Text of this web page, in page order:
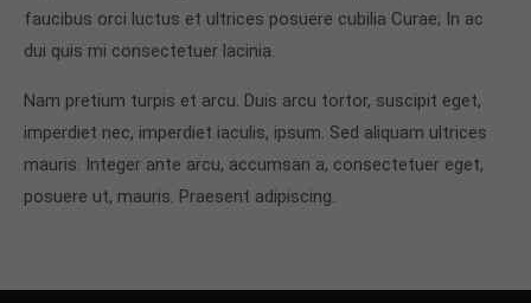
faucibus orci luctus et ultrices posuere cubilia Curae; In ac
dui quis mi consectetuer lacinia.
Nam pretium turpis et arcu. Duis arcu tortor, suscipit eget,
imperdiet nec, imperdiet iaculis, ipsum. Sed aliquam ultrices
mauris. Integer ante arcu, accumsan a, consectetuer eget,
posuere ut, mauris. Praesent adipiscing.